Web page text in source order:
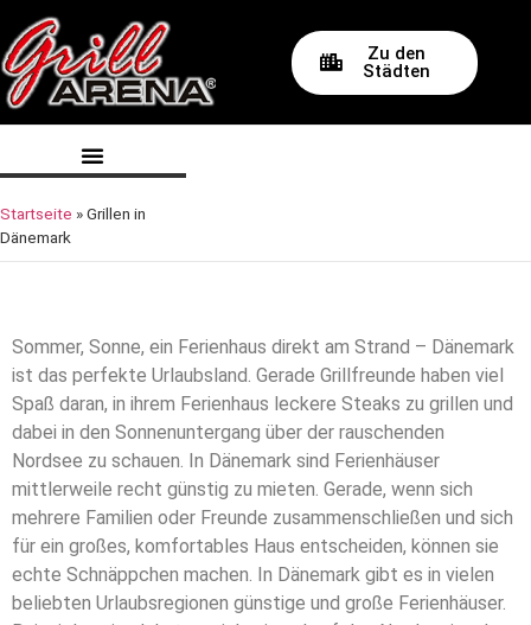
Zu den
Städten
Startseite »Grillen in
Dänemark
Sommer, Sonne, ein Ferienhaus direkt am Strand – Dänemark
ist das perfekte Urlaubsland. Gerade Grillfreunde haben viel
Spaß daran, in ihrem Ferienhaus leckere Steaks zu grillen und
dabei in den Sonnenuntergang über der rauschenden
Nordsee zu schauen. In Dänemark sind Ferienhäuser
mittlerweile recht günstig zu mieten. Gerade, wenn sich
mehrere Familien oder Freunde zusammenschließen und sich
für ein großes, komfortables Haus entscheiden, können sie
echte Schnäppchen machen. In Dänemark gibt es in vielen
beliebten Urlaubsregionen günstige und große Ferienhäuser.